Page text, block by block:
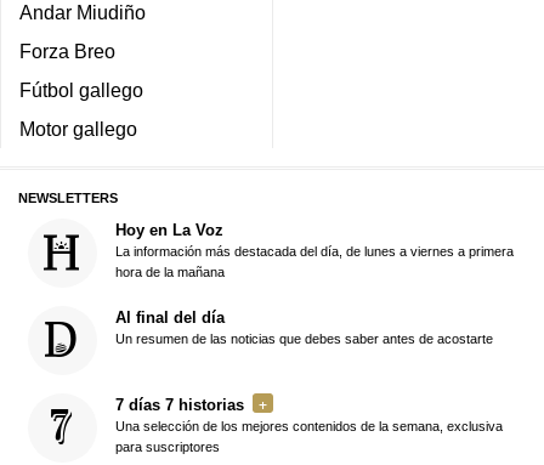
Andar Miudiño
Forza Breo
Fútbol gallego
Motor gallego
NEWSLETTERS
Hoy en La Voz
La información más destacada del día, de lunes a viernes a primera
hora de la mañana
Al final del día
Un resumen de las noticias que debes saber antes de acostarte
7 días 7 historias
Una selección de los mejores contenidos de la semana, exclusiva
para suscriptores